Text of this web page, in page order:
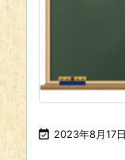
 2023年8月17日